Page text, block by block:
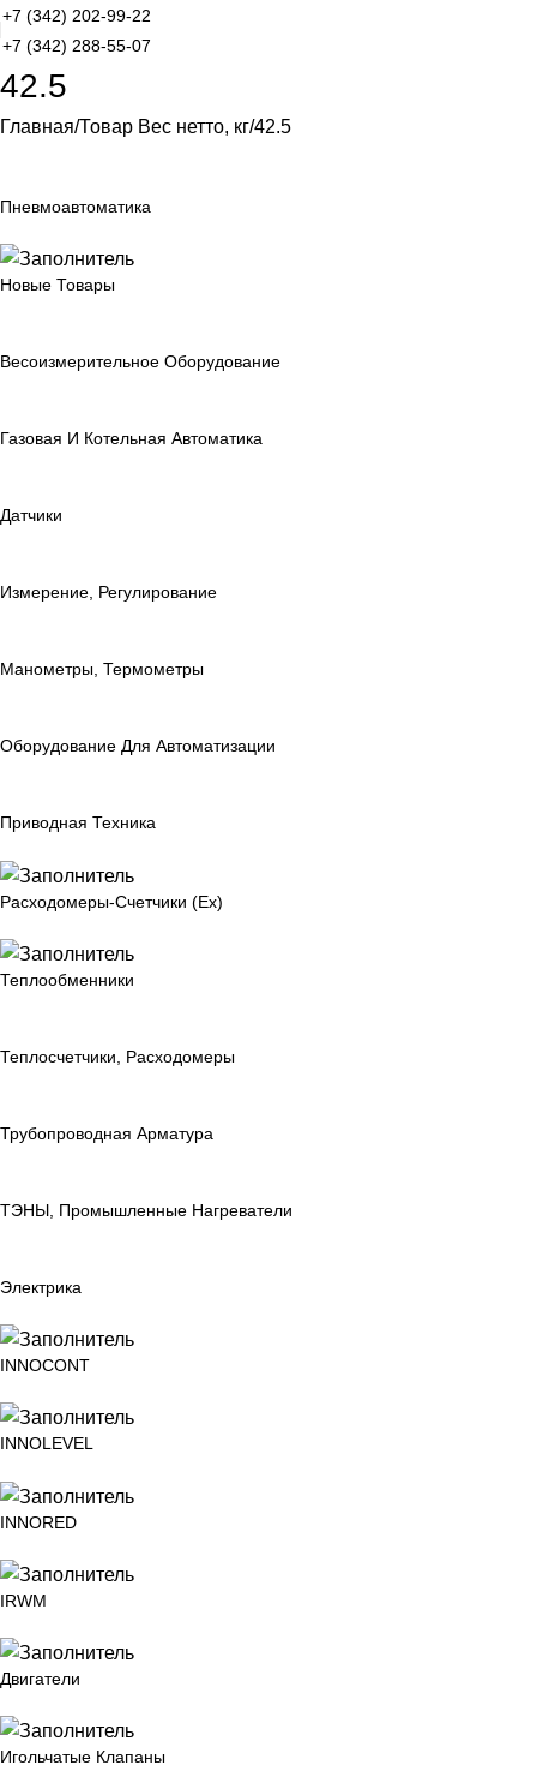
+7 (342) 202-99-22
+7 (342) 288-55-07
42.5
Главная Товар Вес нетто, кг 42.5
Пневмоавтоматика
Новые Товары
Весоизмерительное Оборудование
Газовая И Котельная Автоматика
Датчики
Измерение, Регулирование
Манометры, Термометры
Оборудование Для Автоматизации
Приводная Техника
Расходомеры-Счетчики (Ex)
Теплообменники
Теплосчетчики, Расходомеры
Трубопроводная Арматура
ТЭНЫ, Промышленные Нагреватели
Электрика
INNOCONT
INNOLEVEL
INNORED
IRWM
Двигатели
Игольчатые Клапаны